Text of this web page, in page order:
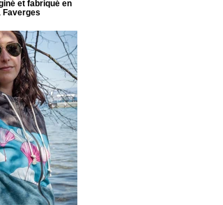
et fabriqué en
Faverges